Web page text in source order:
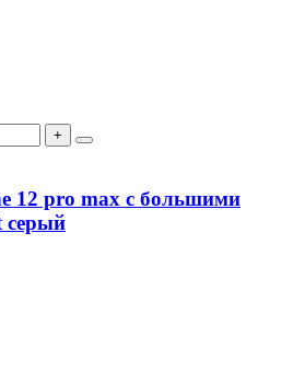
+
12 pro max с большими
серый